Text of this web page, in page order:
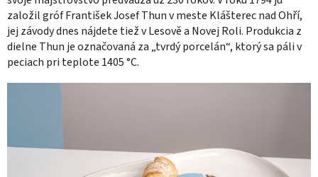
založil gróf František Josef Thun v meste Klášterec nad Ohří,
jej závody dnes nájdete tiež v Lesově a Novej Roli. Produkcia z
dielne Thun je označovaná za „tvrdý porcelán“, ktorý sa páli v
peciach pri teplote 1405 °C.